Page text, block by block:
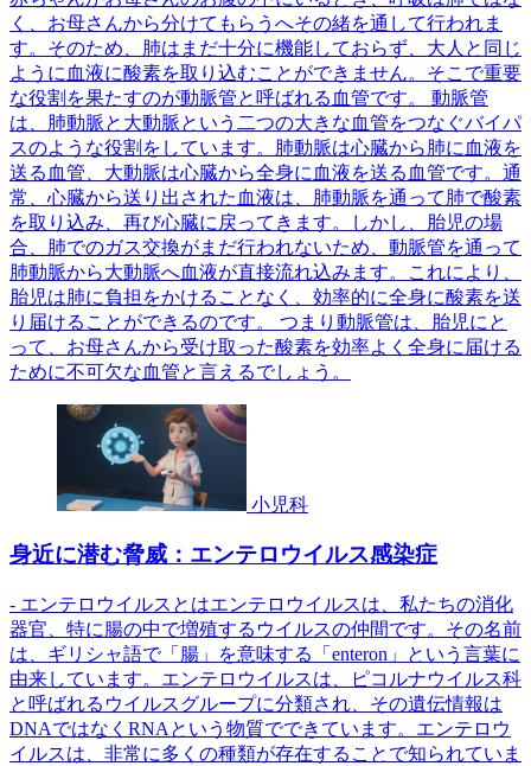
く、お母さんから分けてもらうへその緒を通して行われま
す。そのため、肺はまだ十分に機能しておらず、大人と同じ
ように血液に酸素を取り込むことができません。そこで重要
な役割を果たすのが動脈管と呼ばれる血管です。 動脈管
は、肺動脈と大動脈という二つの大きな血管をつなぐバイパ
スのような役割をしています。肺動脈は心臓から肺に血液を
送る血管、大動脈は心臓から全身に血液を送る血管です。通
常、心臓から送り出された血液は、肺動脈を通って肺で酸素
を取り込み、再び心臓に戻ってきます。しかし、胎児の場
合、肺でのガス交換がまだ行われないため、動脈管を通って
肺動脈から大動脈へ血液が直接流れ込みます。これにより、
胎児は肺に負担をかけることなく、効率的に全身に酸素を送
り届けることができるのです。 つまり動脈管は、胎児にと
って、お母さんから受け取った酸素を効率よく全身に届ける
ために不可欠な血管と言えるでしょう。
小児科
身近に潜む脅威：エンテロウイルス感染症
- エンテロウイルスとはエンテロウイルスは、私たちの消化
器官、特に腸の中で増殖するウイルスの仲間です。その名前
は、ギリシャ語で「腸」を意味する「enteron」という言葉に
由来しています。エンテロウイルスは、ピコルナウイルス科
と呼ばれるウイルスグループに分類され、その遺伝情報は
DNAではなくRNAという物質でできています。エンテロウ
イルスは、非常に多くの種類が存在することで知られていま